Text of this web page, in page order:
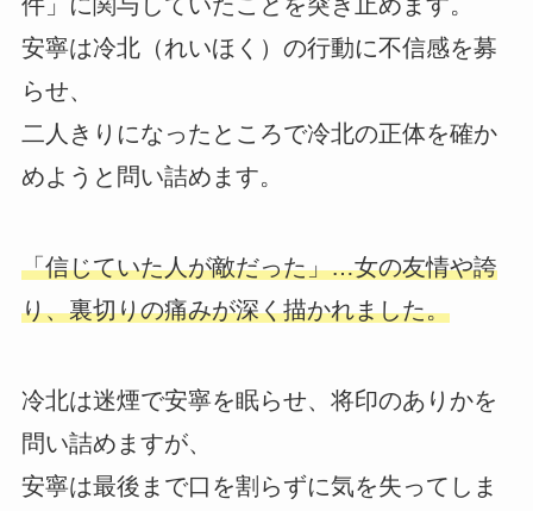
件」に関与していたことを突き止めます。
安寧は冷北（れいほく）の行動に不信感を募
らせ、
二人きりになったところで冷北の正体を確か
めようと問い詰めます。
「信じていた人が敵だった」…女の友情や誇
り、裏切りの痛みが深く描かれました。
冷北は迷煙で安寧を眠らせ、将印のありかを
問い詰めますが、
安寧は最後まで口を割らずに気を失ってしま